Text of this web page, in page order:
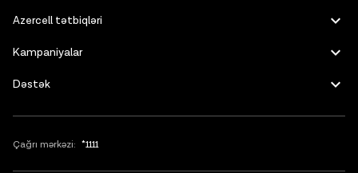
Azercell tətbiqləri
Kampaniyalar
Dəstək
Çağrı mərkəzi: *1111